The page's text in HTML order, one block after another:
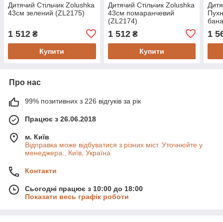
Дитячий Стільчик Zolushka
43см зелений (ZL2175)
1 512 ₴
Купити
Дитячий Стільчик Zolushka
43см помаранчевий
(ZL2174)
1 512₴
Купити
1
Про нас
99% позитивних з 226 відгуків за рік
Працює з 26.06.2018
м. Київ
Відправка може відбуватися з різних міст. Уточнюйте у
менеджера., Київ, Україна
Контакти
Сьогодні працює з 10:00 до 18:00
Показати весь графік роботи